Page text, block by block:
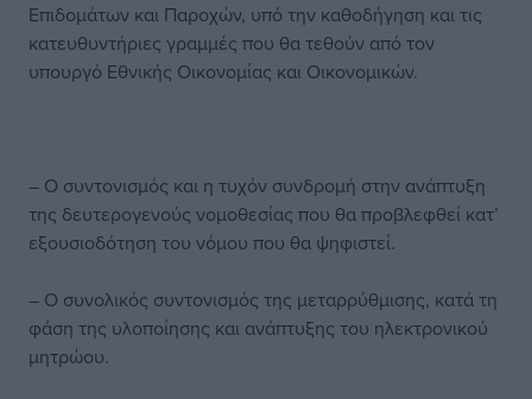
Επιδομάτων και Παροχών, υπό την καθοδήγηση και τις
κατευθυντήριες γραμμές που θα τεθούν από τον
υπουργό Εθνικής Οικονομίας και Οικονομικών.
– Ο συντονισμός και η τυχόν συνδρομή στην ανάπτυξη
της δευτερογενούς νομοθεσίας που θα προβλεφθεί κατ’
εξουσιοδότηση του νόμου που θα ψηφιστεί.
– Ο συνολικός συντονισμός της μεταρρύθμισης, κατά τη
φάση της υλοποίησης και ανάπτυξης του ηλεκτρονικού
μητρώου.